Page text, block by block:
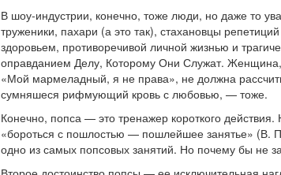
В шоу-индустрии, конечно, тоже люди, но даже то
труженики, пахари (а это так), стахановцы
здоровьем, противоречивой личной жизнью и
оправданием Делу, Которому Они Служат.
«Мой мармеладный, я не права», не должна
сумняшеся рифмующий кровь с любовью, — тоже.
Конечно, попса — это тренажер короткого
«бороться с пошлостью — пошлейшее занятье» (В.
одно из самых попсовых занятий. Но почему бы не